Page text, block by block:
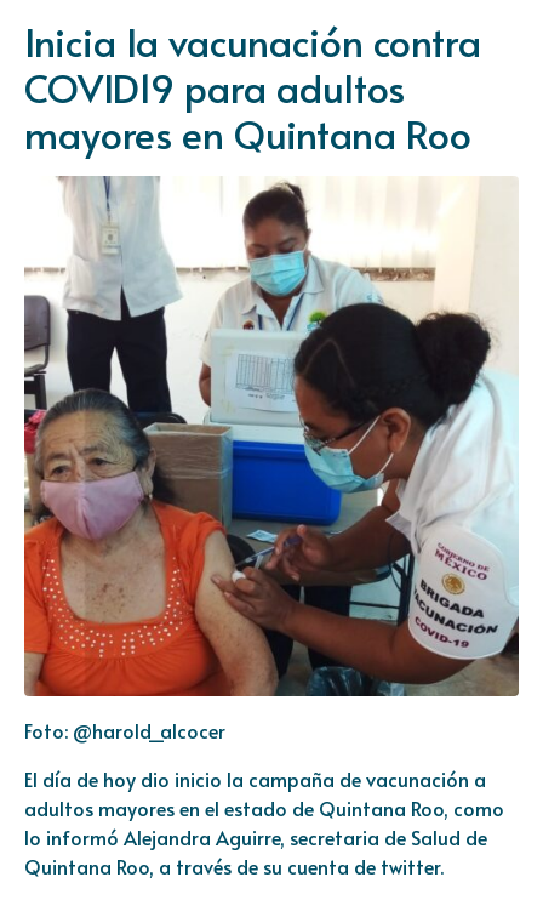
Inicia la vacunación contra
COVID19 para adultos
mayores en Quintana Roo
Foto: @harold_alcocer
El día de hoy dio inicio la campaña de vacunación a
adultos mayores en el estado de Quintana Roo, como
lo informó Alejandra Aguirre, secretaria de Salud de
Quintana Roo, a través de su cuenta de twitter.